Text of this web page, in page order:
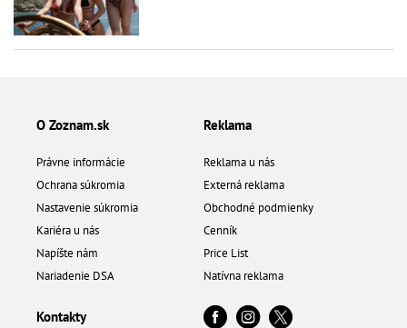
O Zoznam.sk
Právne informácie
Ochrana súkromia
Nastavenie súkromia
Kariéra u nás
Napíšte nám
Nariadenie DSA
Reklama
Reklama u nás
Externá reklama
Obchodné podmienky
Cenník
Price List
Natívna reklama
Kontakty